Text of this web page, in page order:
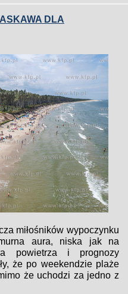
DLA
miłośników wypoczynku
aura, niska jak na
powietrza i prognozy
że po weekendzie plaże
że uchodzi za jedno z